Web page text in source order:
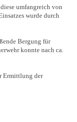
umfangreich von
wurde durch
Bergung für
konnte nach ca.
Ermittlung der